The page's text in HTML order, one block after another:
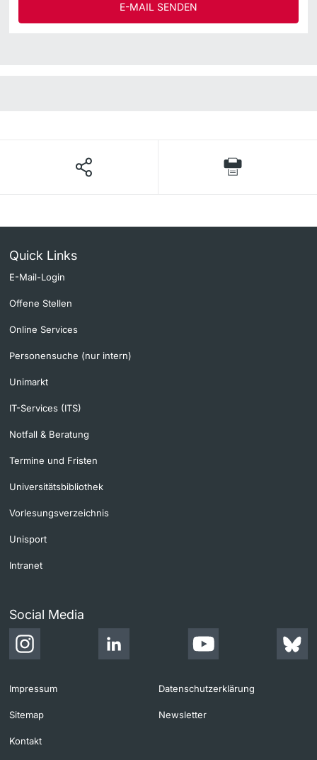
E-MAIL SENDEN
Quick Links
E-Mail-Login
Offene Stellen
Online Services
Personensuche (nur intern)
Unimarkt
IT-Services (ITS)
Notfall & Beratung
Termine und Fristen
Universitätsbibliothek
Vorlesungsverzeichnis
Unisport
Intranet
Social Media
Impressum Datenschutzerklärung
Sitemap Newsletter
Kontakt